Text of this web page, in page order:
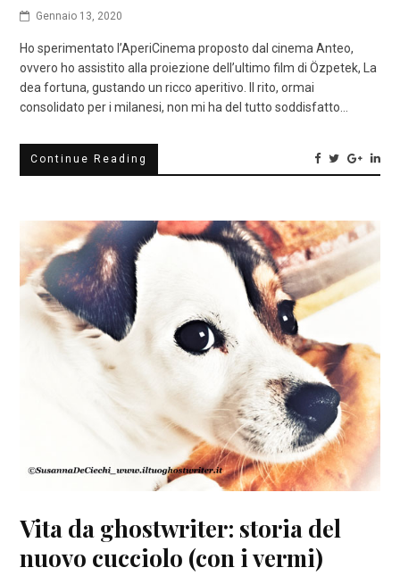
Gennaio 13, 2020
Ho sperimentato l’AperiCinema proposto dal cinema Anteo,
ovvero ho assistito alla proiezione dell’ultimo film di Özpetek, La
dea fortuna, gustando un ricco aperitivo. Il rito, ormai
consolidato per i milanesi, non mi ha del tutto soddisfatto…
Continue Reading
Vita da ghostwriter: storia del
nuovo cucciolo (con i vermi)